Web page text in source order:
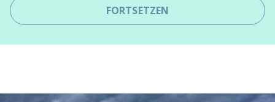
FORTSETZEN